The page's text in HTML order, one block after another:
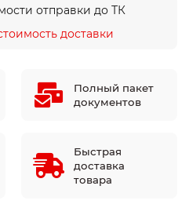
отправки до ТК
доставки
Полный пакет
документов
Быстрая
доставка
товара